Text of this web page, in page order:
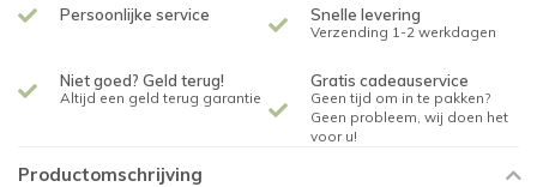
Persoonlijke service Snelle levering
Verzending 1-2 werkdagen
Niet goed? Geld terug!
Altijd een geld terug garantie
Gratis cadeauservice
Geen tijd om in te pakken?
Geen probleem, wij doen het
voor u!
Productomschrijving